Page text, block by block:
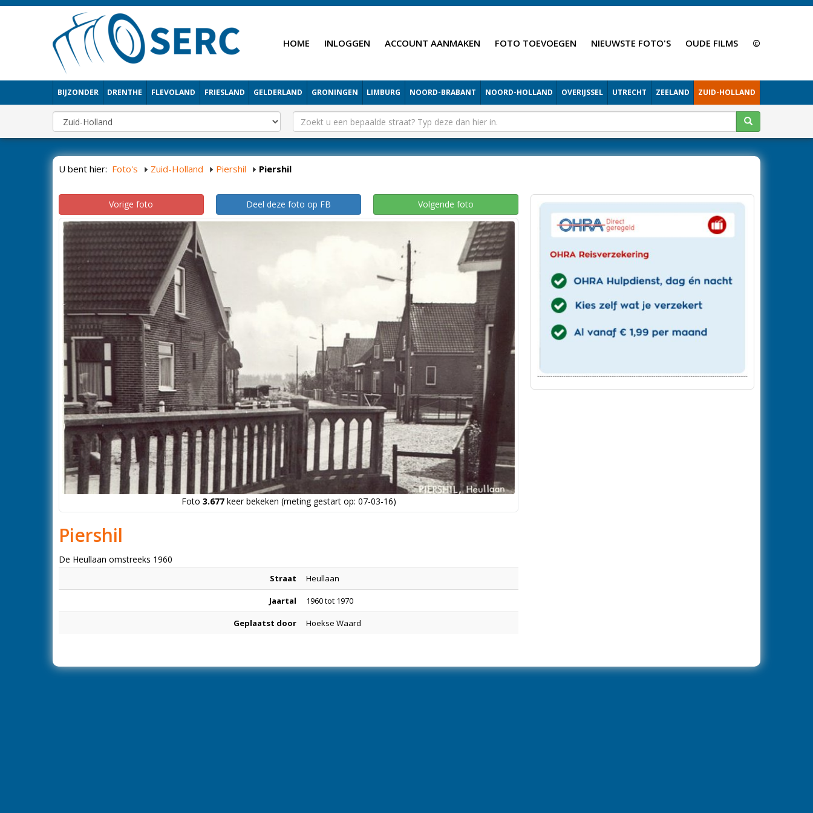
HOME INLOGGEN ACCOUNT AANMAKEN FOTO TOEVOEGEN NIEUWSTE FOTO'S OUDE FILMS ©
BIJZONDER DRENTHE FLEVOLAND FRIESLAND GELDERLAND GRONINGEN LIMBURG NOORD-BRABANT NOORD-HOLLAND OVERIJSSEL UTRECHT ZEELAND ZUID-HOLLAND
U bent hier: Foto's Zuid-Holland Piershil Piershil
Vorige foto Deel deze foto op FB Volgende foto
Foto 3.677keer bekeken (meting gestart op: 07-03-16)
Piershil
De Heullaan omstreeks 1960
Straat Heullaan
Jaartal 1960 tot 1970
Geplaatst door Hoekse Waard